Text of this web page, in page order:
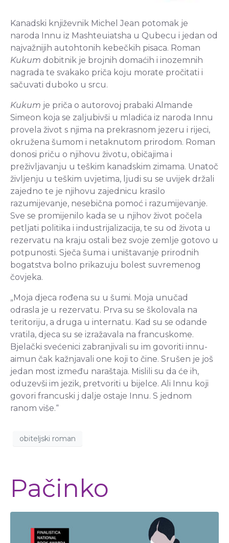
Kanadski književnik Michel Jean potomak je
naroda Innu iz Mashteuiatsha u Qubecu i jedan od
najvažnijih autohtonih kebečkih pisaca. Roman
Kukum dobitnik je brojnih domaćih i inozemnih
nagrada te svakako priča koju morate pročitati i
sačuvati duboko u srcu.
Kukum je priča o autorovoj prabaki Almande
Simeon koja se zaljubivši u mladića iz naroda Innu
provela život s njima na prekrasnom jezeru i rijeci,
okružena šumom i netaknutom prirodom. Roman
donosi priču o njihovu životu, običajima i
preživljavanju u teškim kanadskim zimama. Unatoč
življenju u teškim uvjetima, ljudi su se uvijek držali
zajedno te je njihovu zajednicu krasilo
razumijevanje, nesebična pomoć i razumijevanje.
Sve se promijenilo kada se u njihov život počela
petljati politika i industrijalizacija, te su od života u
rezervatu na kraju ostali bez svoje zemlje gotovo u
potpunosti. Sječa šuma i uništavanje prirodnih
bogatstva bolno prikazuju bolest suvremenog
čovjeka.
„Moja djeca rođena su u šumi. Moja unučad
odrasla je u rezervatu. Prva su se školovala na
teritoriju, a druga u internatu. Kad su se odande
vratila, djeca su se izražavala na francuskome.
Bjelački svećenici zabranjivali su im govoriti innu-
aimun čak kažnjavali one koji to čine. Srušen je još
jedan most između naraštaja. Mislili su da će ih,
oduzevši im jezik, pretvoriti u bijelce. Ali Innu koji
govori francuski j dalje ostaje Innu. S jednom
ranom više.“
obiteljski roman
Pačinko